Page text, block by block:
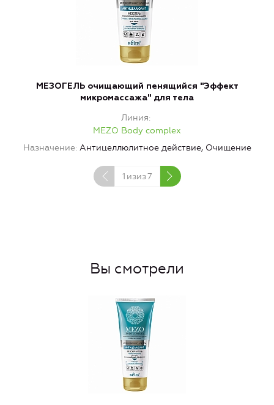
МЕЗОГЕЛЬ очищающий пенящийся "Эффект
микромассажа" для тела
Линия
MEZO Body complex
Назначение Антицеллюлитное действие, Очищение
1 изиз7
Вы смотрели